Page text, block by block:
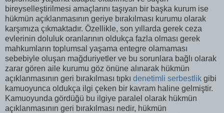
bireyselleştirilmesi amaçlarını taşıyan bir başka kurum ise
hükmün açıklanmasının geriye bırakılması kurumu olarak
karşımıza çıkmaktadır. Özellikle, son yıllarda gerek ceza
evlerinin doluluk oranlarının oldukça fazla olması gerek
mahkumların toplumsal yaşama entegre olamaması
sebebiyle oluşan mağduriyetler ve bu sorunlara bağlı olarak
zarar gören aile kurumu göz önüne alınarak hükmün
açıklanmasının geri bırakılması tıpkı denetimli serbestlik gibi
kamuoyunca oldukça ilgi çeken bir kavram haline gelmiştir.
Kamuoyunda gördüğü bu ilgiye paralel olarak hükmün
açıklanmasının geri bırakılması nedir, hükmün